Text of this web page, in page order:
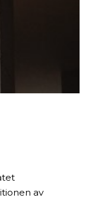
av